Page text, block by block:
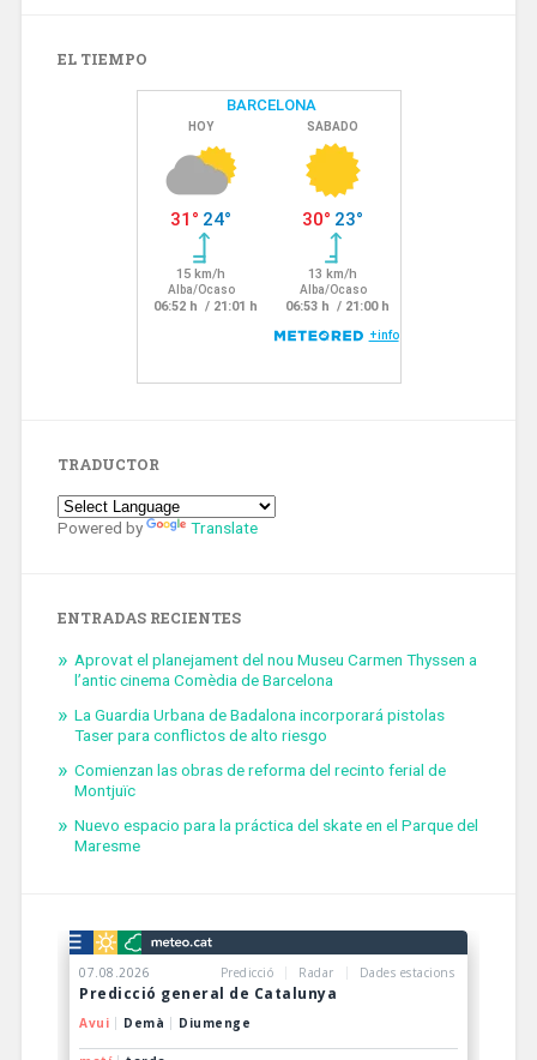
EL TIEMPO
TRADUCTOR
Powered by Translate
ENTRADAS RECIENTES
Aprovat el planejament del nou Museu Carmen Thyssen a
l’antic cinema Comèdia de Barcelona
La Guardia Urbana de Badalona incorporará pistolas
Taser para conflictos de alto riesgo
Comienzan las obras de reforma del recinto ferial de
Montjuïc
Nuevo espacio para la práctica del skate en el Parque del
Maresme